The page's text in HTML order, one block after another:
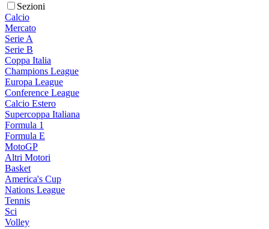
Sezioni
Calcio
Mercato
Serie A
Serie B
Coppa Italia
Champions League
Europa League
Conference League
Calcio Estero
Supercoppa Italiana
Formula 1
Formula E
MotoGP
Altri Motori
Basket
America's Cup
Nations League
Tennis
Sci
Volley